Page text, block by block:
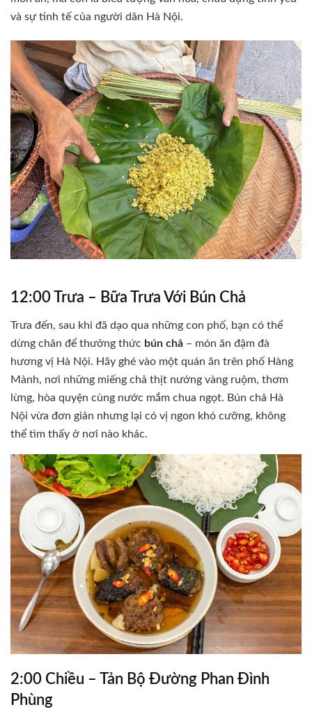
và sự tinh tế của người dân Hà Nội.
12:00 Trưa – Bữa Trưa Với Bún Chả
Trưa đến, sau khi đã dạo qua những con phố, bạn có thể
dừng chân để thưởng thức bún chả – món ăn đậm đà
hương vị Hà Nội. Hãy ghé vào một quán ăn trên phố Hàng
Mành, nơi những miếng chả thịt nướng vàng ruộm, thơm
lừng, hòa quyện cùng nước mắm chua ngọt. Bún chả Hà
Nội vừa đơn giản nhưng lại có vị ngon khó cưỡng, không
thể tìm thấy ở nơi nào khác.
2:00 Chiều – Tản Bộ Đường Phan Đình
Phùng